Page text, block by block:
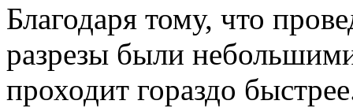
Благодаря тому, что
разрезы были
проходит гораздо